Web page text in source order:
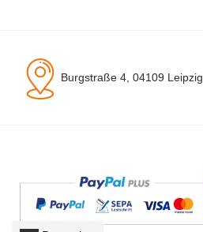
Burgstraße 4, 04109